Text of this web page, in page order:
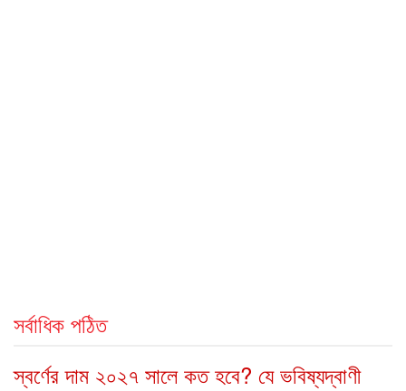
সর্বাধিক পঠিত
স্বর্ণের দাম ২০২৭ সালে কত হবে? যে ভবিষ্যদ্বাণী